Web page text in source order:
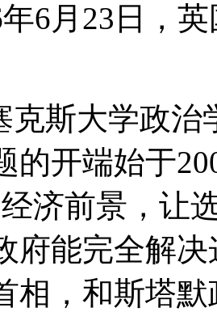
6月23日，
克斯大学政治
的开端始于
济前景，让
府能完全解
相，和斯塔